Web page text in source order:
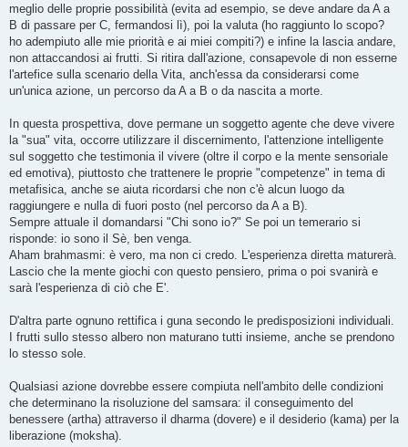
meglio delle proprie possibilità (evita ad esempio, se deve andare da A a
B di passare per C, fermandosi lì), poi la valuta (ho raggiunto lo scopo?
ho adempiuto alle mie priorità e ai miei compiti?) e infine la lascia andare,
non attaccandosi ai frutti. Si ritira dall'azione, consapevole di non esserne
l'artefice sulla scenario della Vita, anch'essa da considerarsi come
un'unica azione, un percorso da A a B o da nascita a morte.
In questa prospettiva, dove permane un soggetto agente che deve vivere
la "sua" vita, occorre utilizzare il discernimento, l'attenzione intelligente
sul soggetto che testimonia il vivere (oltre il corpo e la mente sensoriale
ed emotiva), piuttosto che trattenere le proprie "competenze" in tema di
metafisica, anche se aiuta ricordarsi che non c'è alcun luogo da
raggiungere e nulla di fuori posto (nel percorso da A a B).
Sempre attuale il domandarsi "Chi sono io?" Se poi un temerario si
risponde: io sono il Sè, ben venga.
Aham brahmasmi: è vero, ma non ci credo. L'esperienza diretta maturerà.
Lascio che la mente giochi con questo pensiero, prima o poi svanirà e
sarà l'esperienza di ciò che E'.
D'altra parte ognuno rettifica i guna secondo le predisposizioni individuali.
I frutti sullo stesso albero non maturano tutti insieme, anche se prendono
lo stesso sole.
Qualsiasi azione dovrebbe essere compiuta nell'ambito delle condizioni
che determinano la risoluzione del samsara: il conseguimento del
benessere (artha) attraverso il dharma (dovere) e il desiderio (kama) per la
liberazione (moksha).